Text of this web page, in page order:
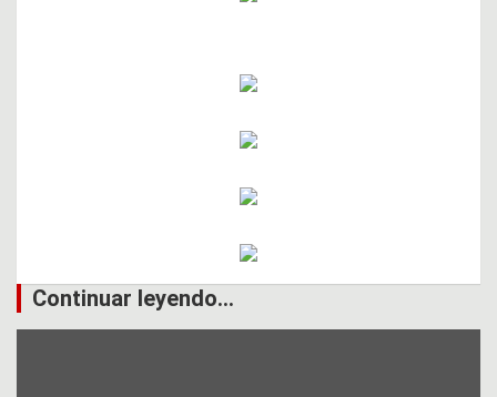
Continuar leyendo...